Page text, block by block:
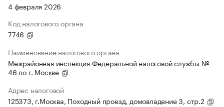
4 февраля 2026
Код налогового органа
7746
Наименование налогового органа
Межрайонная инспекция Федеральной налоговой службы №
46 по г. Москве
Адрес налоговой
125373, г.Москва, Походный проезд, домовладение 3, стр.2